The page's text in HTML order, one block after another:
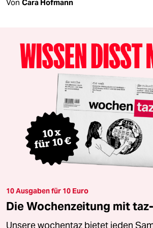
Von Cara Hofmann
10 Ausgaben für 10 Euro
Die Wochenzeitung mit
Unsere wochentaz bietet jeden